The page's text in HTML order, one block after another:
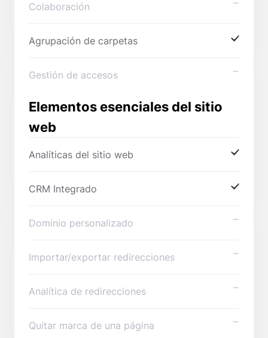
Colaboración
Agrupación de carpetas
Gestión de accesos
Elementos esenciales del sitio
web
Analíticas del sitio web
CRM Integrado
Dominio personalizado
Importar/exportar redirecciones
Analítica de redirecciones
Quitar marca de una página